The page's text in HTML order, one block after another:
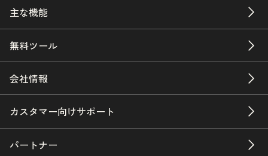
主な機能
無料ツール
会社情報
カスタマー向けサポート
パートナー